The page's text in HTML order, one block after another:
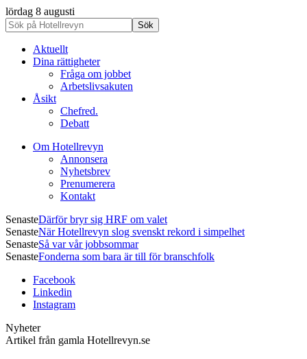
lördag 8 augusti
Aktuellt
Dina rättigheter
Fråga om jobbet
Arbetslivsakuten
Åsikt
Chefred.
Debatt
Om Hotellrevyn
Annonsera
Nyhetsbrev
Prenumerera
Kontakt
SenasteDärför bryr sig HRF om valet
SenasteNär Hotellrevyn slog svenskt rekord i simpelhet
SenasteSå var vår jobbsommar
SenasteFonderna som bara är till för branschfolk
Facebook
Linkedin
Instagram
Nyheter
Artikel från gamla Hotellrevyn.se